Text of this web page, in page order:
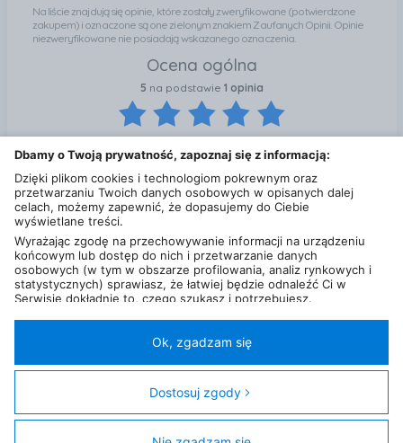
Na liście znajdują się opinie, które zostały zweryfikowane (potwierdzone
zakupem) i oznaczone są one zielonym znakiem Zaufanych Opinii. Opinie
niezweryfikowane nie posiadają wskazanego oznaczenia.
Ocena ogólna
5 na podstawie 1 opinia
j...c
5
Dobra jakość
Ceneo.pl sp. z o.o.
Kategorie
Miasta Sklepy FAQ Regulamin
Dbamy o Twoją prywatność, zapoznaj się z informacją:
Dzięki plikom cookies i technologiom pokrewnym oraz
przetwarzaniu Twoich danych osobowych w opisanych dalej
celach, możemy zapewnić, że dopasujemy do Ciebie
wyświetlane treści.
Wyrażając zgodę na przechowywanie informacji na urządzeniu
końcowym lub dostęp do nich i przetwarzanie danych
osobowych (w tym w obszarze profilowania, analiz rynkowych i
statystycznych) sprawiasz, że łatwiej będzie odnaleźć Ci w
Serwisie dokładnie to, czego szukasz i potrzebujesz.
internetowy, dane przeglądania)nasi partnerzy (129 partnerów)
Twoja zgoda jest dobrowolna i obejmuje przetwarzanie danych
osobowych w celach: prezentowania spersonalizowanych treści i
reklam oraz ich pomiaru, tworzenia statystyk, poprawy
funkcjonalności strony, ułatwienia korzystania z naszych stron.
Ok, zgadzam się
Dostosuj zgody